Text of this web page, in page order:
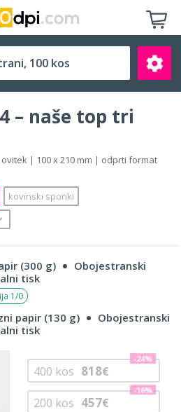
Išči
– naše top tri
| 100 x 210 mm | odprti format
kovinski sponki
(300 g)
Obojestranski
tisk
1/0
papir (130 g)
Obojestranski
tisk
200 kos 457€
-16%
400 kos 818€
-24%